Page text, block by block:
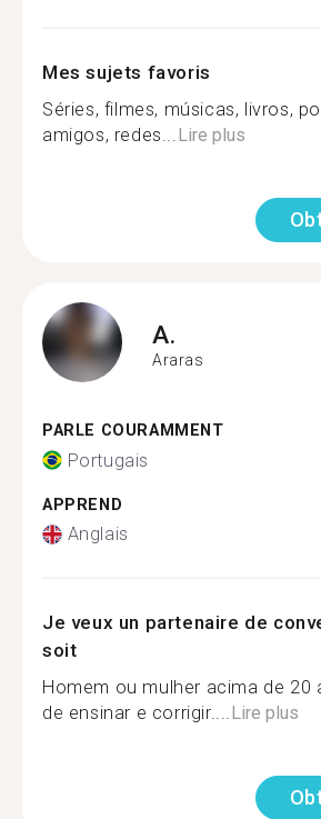
Mes sujets favoris
Séries, filmes, músicas, livros,
amigos, redes...Lire plus
A.
Araras
PARLE COURAMMENT
Portugais
APPREND
Anglais
Je veux un partenaire de
soit
Homem ou mulher acima de 20
de ensinar e corrigir....Lire plus